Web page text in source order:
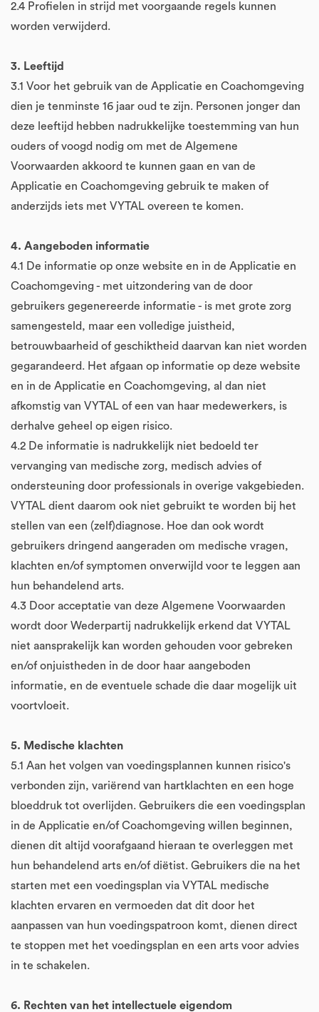
2.4 Profielen in strijd met voorgaande regels kunnen
worden verwijderd.
3. Leeftijd
3.1 Voor het gebruik van de Applicatie en Coachomgeving
dien je tenminste 16 jaar oud te zijn. Personen jonger dan
deze leeftijd hebben nadrukkelijke toestemming van hun
ouders of voogd nodig om met de Algemene
Voorwaarden akkoord te kunnen gaan en van de
Applicatie en Coachomgeving gebruik te maken of
anderzijds iets met VYTAL overeen te komen.
4. Aangeboden informatie
4.1 De informatie op onze website en in de Applicatie en
Coachomgeving - met uitzondering van de door
gebruikers gegenereerde informatie - is met grote zorg
samengesteld, maar een volledige juistheid,
betrouwbaarheid of geschiktheid daarvan kan niet worden
gegarandeerd. Het afgaan op informatie op deze website
en in de Applicatie en Coachomgeving, al dan niet
afkomstig van VYTAL of een van haar medewerkers, is
derhalve geheel op eigen risico.
4.2 De informatie is nadrukkelijk niet bedoeld ter
vervanging van medische zorg, medisch advies of
ondersteuning door professionals in overige vakgebieden.
VYTAL dient daarom ook niet gebruikt te worden bij het
stellen van een (zelf)diagnose. Hoe dan ook wordt
gebruikers dringend aangeraden om medische vragen,
klachten en/of symptomen onverwijld voor te leggen aan
hun behandelend arts.
4.3 Door acceptatie van deze Algemene Voorwaarden
wordt door Wederpartij nadrukkelijk erkend dat VYTAL
niet aansprakelijk kan worden gehouden voor gebreken
en/of onjuistheden in de door haar aangeboden
informatie, en de eventuele schade die daar mogelijk uit
voortvloeit.
5. Medische klachten
5.1 Aan het volgen van voedingsplannen kunnen risico's
verbonden zijn, variërend van hartklachten en een hoge
bloeddruk tot overlijden. Gebruikers die een voedingsplan
in de Applicatie en/of Coachomgeving willen beginnen,
dienen dit altijd voorafgaand hieraan te overleggen met
hun behandelend arts en/of diëtist. Gebruikers die na het
starten met een voedingsplan via VYTAL medische
klachten ervaren en vermoeden dat dit door het
aanpassen van hun voedingspatroon komt, dienen direct
te stoppen met het voedingsplan en een arts voor advies
in te schakelen.
6. Rechten van het intellectuele eigendom